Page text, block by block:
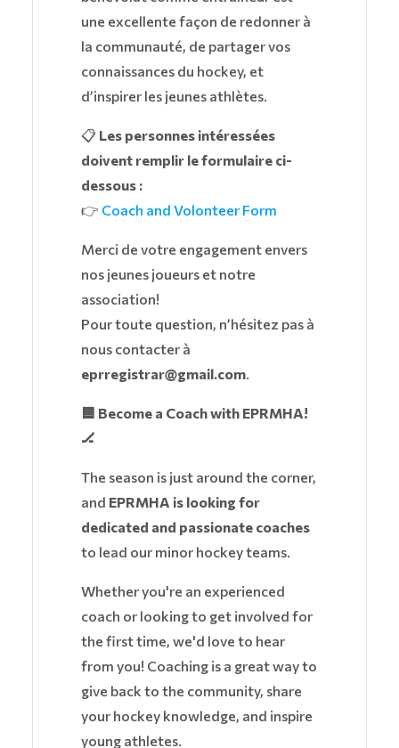
une excellente façon de redonner à
la communauté, de partager vos
connaissances du hockey, et
d’inspirer les jeunes athlètes.
📋 Les personnes intéressées
doivent remplir le formulaire ci-
dessous :
👉 Coach and Volonteer Form
Merci de votre engagement envers
nos jeunes joueurs et notre
association!
Pour toute question, n’hésitez pas à
nous contacter à
eprregistrar@gmail.com.
🟦 Become a Coach with EPRMHA!
🏒
The season is just around the corner,
and EPRMHA is looking for
dedicated and passionate coaches
to lead our minor hockey teams.
Whether you're an experienced
coach or looking to get involved for
the first time, we'd love to hear
from you! Coaching is a great way to
give back to the community, share
your hockey knowledge, and inspire
young athletes.